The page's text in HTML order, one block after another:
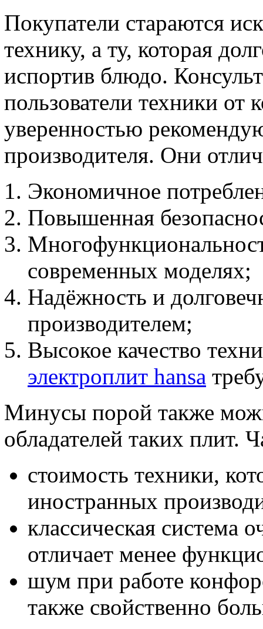
Покупатели стараются
технику, а ту, которая
испортив блюдо.
пользователи техники от
уверенностью
производителя. Они
Экономичное
Повышенная
современных моделях;
Надёжность и
производителем;
Высокое качество
электроплит hansa
Минусы порой также
обладателей таких плит.
стоимость техники,
иностранных
классическая система
отличает менее
шум при работе
также свойственно